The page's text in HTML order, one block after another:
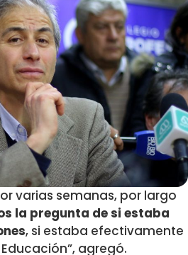
varias semanas, por largo
la pregunta de si estaba
, si estaba efectivamente
agregó.